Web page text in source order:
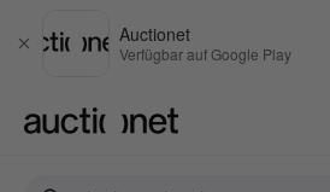
Schließen
Auctionet
Verfügbar auf Google Play